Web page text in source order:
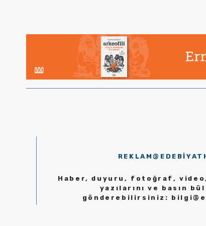
Haber, duyuru, fotoğraf,
yazılarını ve basın
gönderebilirsiniz: